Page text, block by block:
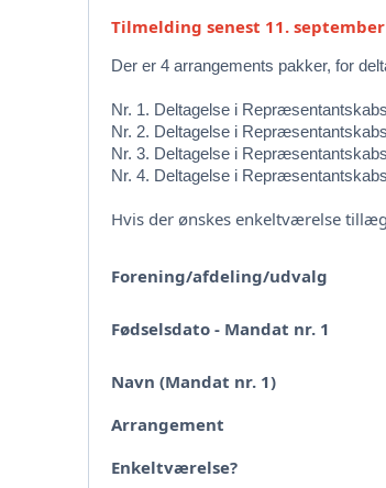
Tilmelding senest 11. september
Der er 4 arrangements pakker, for
Nr. 1. Deltagelse i
Nr. 2. Deltagelse i
Nr. 3. Deltagelse i
Nr. 4. Deltagelse i
Hvis der ønskes enkeltværelse
Forening/afdeling/udvalg
Fødselsdato - Mandat nr. 1
Navn (Mandat nr. 1)
Arrangement
Enkeltværelse?